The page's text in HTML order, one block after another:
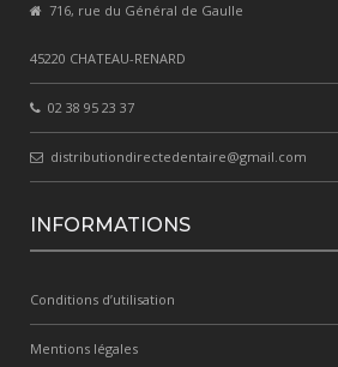
716, rue du Général de Gaulle
45220 CHATEAU-RENARD
02 38 95 23 37
distributiondirectedentaire@gmail.com
INFORMATIONS
Conditions d’utilisation
Mentions légales